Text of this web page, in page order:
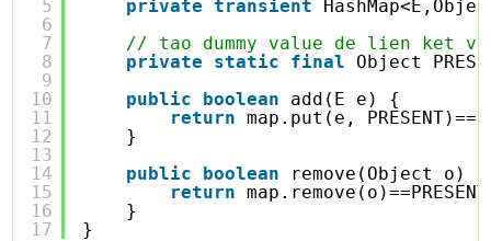
5
6
7
8
9
10
11
12
13
14
15
16
17
private
transient
// tao dummy value de lien ket
private
static final
Object
public
boolean
add(E e) {
return
map.put(e, PRESENT)==
}
public
boolean
remove(Object o) {
return
}
}